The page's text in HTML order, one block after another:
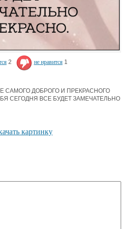
2 не нравится 1
САМОГО ДОБРОГО И ПРЕКРАСНОГО
СЕГОДНЯ ВСЕ БУДЕТ ЗАМЕЧАТЕЛЬНО
картинку